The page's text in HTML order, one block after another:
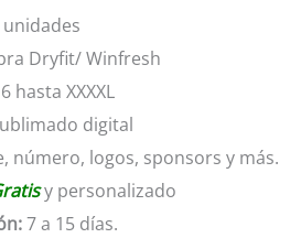
unidades
Dryfit/ Winfresh
hasta XXXXL
digital
número, logos, sponsors y más.
y personalizado
7 a 15 días.